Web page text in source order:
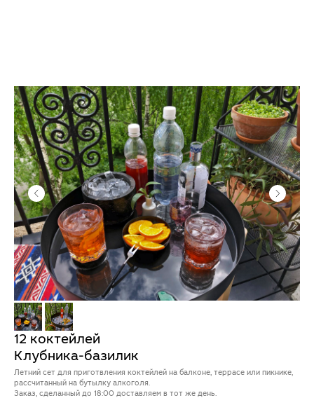
12 коктейлей
Клубника-базилик
Летний сет для приготвления коктейлей на балконе, террасе или пикнике,
рассчитанный на бутылку алкоголя.
Заказ, сделанный до 18:00 доставляем в тот же день.